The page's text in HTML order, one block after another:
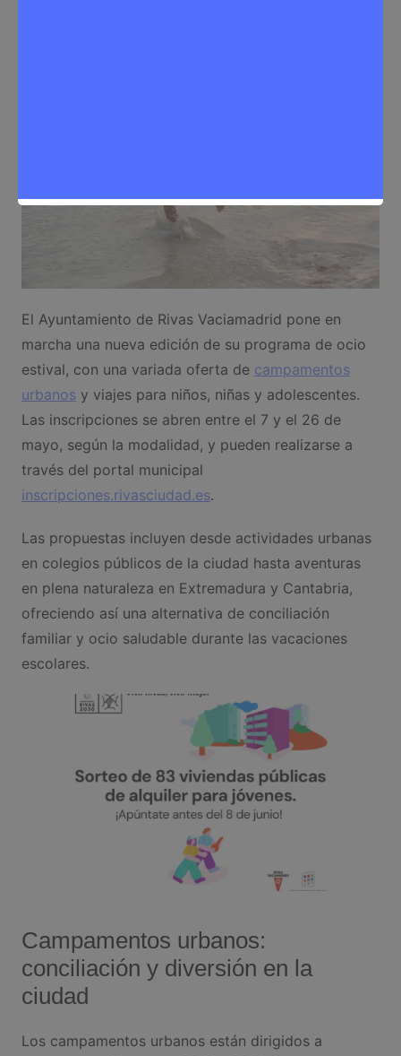
El Ayuntamiento de Rivas Vaciamadrid pone en
marcha una nueva edición de su programa de ocio
estival, con una variada oferta de campamentos
urbanosy viajes para niños, niñas y adolescentes.
Las inscripciones se abren entre el 7 y el 26 de
mayo, según la modalidad, y pueden realizarse a
través del portal municipal
inscripciones.rivasciudad.es.
Las propuestas incluyen desde actividades urbanas
en colegios públicos de la ciudad hasta aventuras
en plena naturaleza en Extremadura y Cantabria,
ofreciendo así una alternativa de conciliación
familiar y ocio saludable durante las vacaciones
escolares.
Campamentos urbanos:
conciliación y diversión en la
ciudad
Los campamentos urbanos están dirigidos a